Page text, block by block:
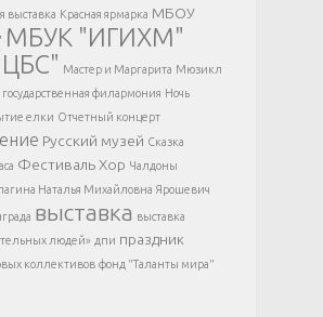
</div >
выставка Красная ярмарка МБОУ
МБУК "ИГИХМ"
Мастер и Маргарита Мюзикл
государственная филармония Ночь
елки Отчетный концерт
Русский музей Сказка
ФестивальХор Чалдоны
Наталья Михайловна Ярошевич
выставка выставка
людей» дпи праздник
коллективов фонд "Таланты мира"